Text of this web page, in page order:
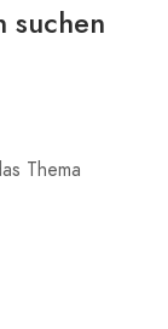
suchen
Thema